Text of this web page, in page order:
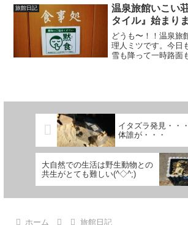
の一大イベントであ
新型コロナの影響も
旅館日記
温泉旅館いこい
タイル』始まり
どうも〜！！温泉旅
理人ミツです。今日
雪も降って一時路面
イタズラ発見・・
体誰が・・・
大自然での生活は野生動物との
共生がとても難しい(^◇^;)
ホーム 旅館日記